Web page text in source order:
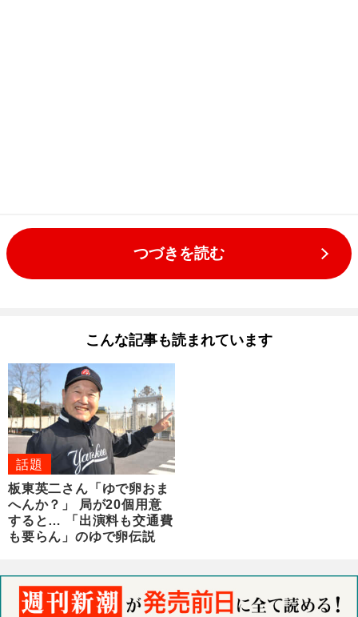
つづきを読む
こんな記事も読まれています
話題
板東英二さん「ゆで卵おま
へんか？」 局が20個用意
すると… 「出演料も交通費
も要らん」のゆで卵伝説